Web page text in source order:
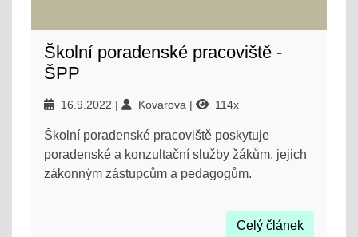
Školní poradenské pracoviště -
ŠPP
16.9.2022 Kovarova 114x
Školní poradenské pracoviště poskytuje
poradenské a konzultační služby žákům, jejich
zákonným zástupcům a pedagogům.
Celý článek